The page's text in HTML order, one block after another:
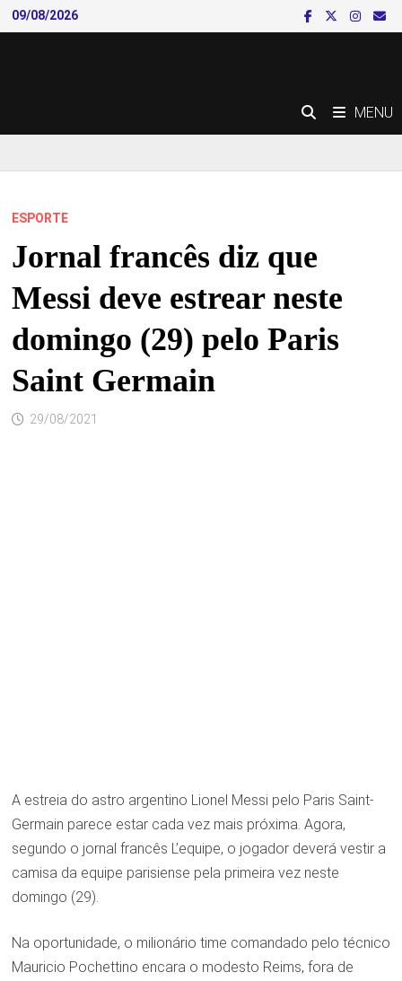
Skip
to
09/08/2026
MENU
ESPORTE
Jornal francês diz que
Messi deve estrear neste
domingo (29) pelo Paris
Saint Germain
29/08/2021
A estreia do astro argentino Lionel Messi pelo Paris Saint-
Germain parece estar cada vez mais próxima. Agora,
segundo o jornal francês L’equipe, o jogador deverá vestir a
camisa da equipe parisiense pela primeira vez neste
domingo (29).
Na oportunidade, o milionário time comandado pelo técnico
Mauricio Pochettino encara o modesto Reims, fora de